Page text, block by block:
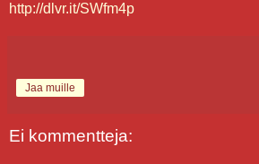
http://dlvr.it/SWfm4p
Jaa muille
Ei kommentteja: